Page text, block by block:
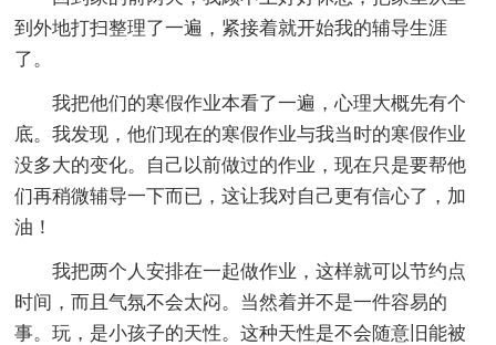
到外地打扫整理了一遍，紧接着就开始我的辅导生涯
了。
我把他们的寒假作业本看了一遍，心理大概先有个
底。我发现，他们现在的寒假作业与我当时的寒假作业
没多大的变化。自己以前做过的作业，现在只是要帮他
们再稍微辅导一下而已，这让我对自己更有信心了，加
油！
我把两个人安排在一起做作业，这样就可以节约点
时间，而且气氛不会太闷。当然着并不是一件容易的
事。玩，是小孩子的天性。这种天性是不会随意旧能被